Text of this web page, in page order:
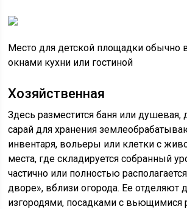
Место для детской площадки обычно
окнами кухни или гостиной
Хозяйственная
Здесь разместится баня или душевая,
сарай для хранения
инвентаря, вольеры или клетки с
места, где складируется собранный
частично или полностью
дворе», вблизи огорода. Ее отделяют
изгородями, посадками с вьющимися